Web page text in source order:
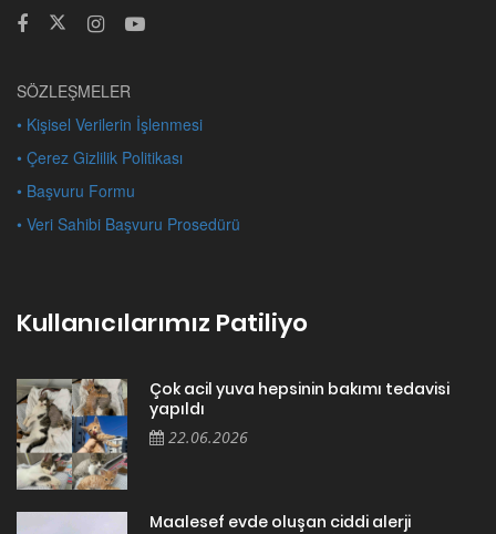
SÖZLEŞMELER
• Kişisel Verilerin İşlenmesi
• Çerez Gizlilik Politikası
• Başvuru Formu
• Veri Sahibi Başvuru Prosedürü
Kullanıcılarımız Patiliyo
Çok acil yuva hepsinin bakımı tedavisi
yapıldı
22.06.2026
Maalesef evde oluşan ciddi alerji